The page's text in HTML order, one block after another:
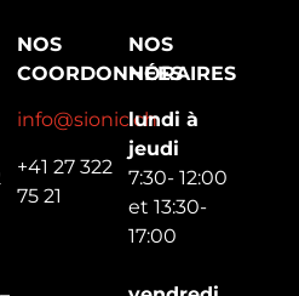
NOS
COORDONNÉES
info@sionic.ch
+41 27 322
75 21
NOS
HORAIRES
lundi à
jeudi
7:30- 12:00
et 13:30-
17:00